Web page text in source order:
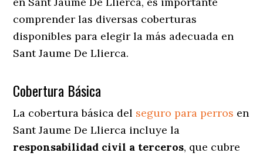
comprender las diversas coberturas
disponibles para elegir la más adecuada en
Sant Jaume De Llierca.
Cobertura Básica
La cobertura básica del seguro para perros en
Sant Jaume De Llierca incluye la
responsabilidad civil a terceros, que cubre